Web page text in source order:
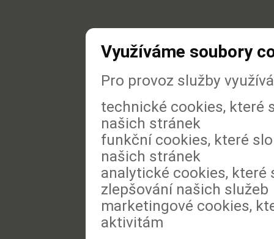
Využíváme soubory
Pro provoz služby
technické cookies, které
našich stránek
funkční cookies, které
našich stránek
analytické cookies, které
zlepšování našich služeb
marketingové cookies,
aktivitám